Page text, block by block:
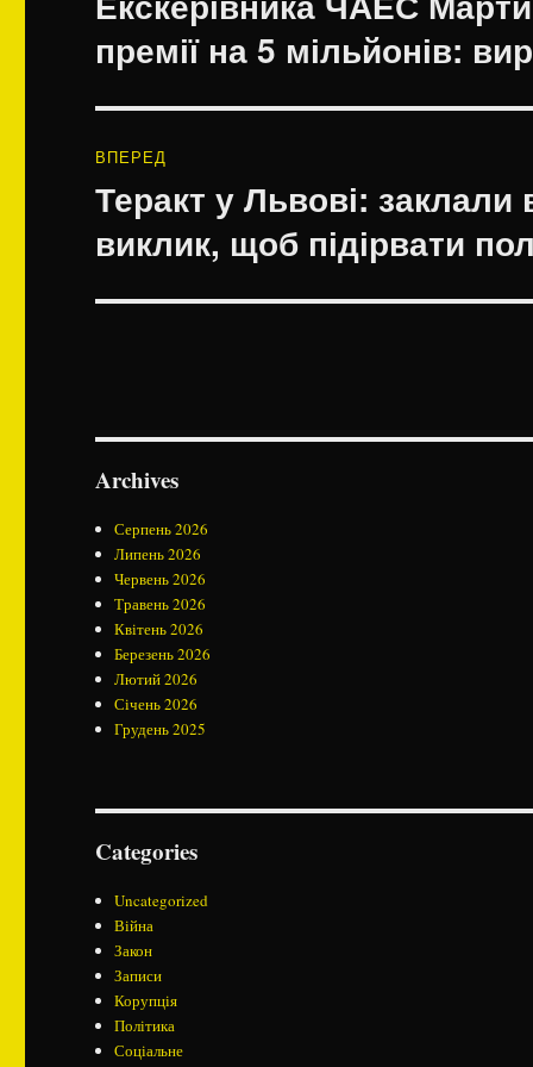
премії на 5 мільйонів:
ВПЕРЕД
Наступний
запис:
Теракт у Львові: заклали
виклик, щоб підірвати
Archives
Серпень 2026
Липень 2026
Червень 2026
Травень 2026
Квітень 2026
Березень 2026
Лютий 2026
Січень 2026
Грудень 2025
Categories
Uncategorized
Війна
Закон
Записи
Корупція
Політика
Соціальне